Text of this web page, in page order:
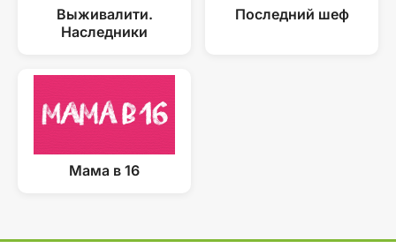
Выживалити.
Наследники
Последний шеф
Мама в 16